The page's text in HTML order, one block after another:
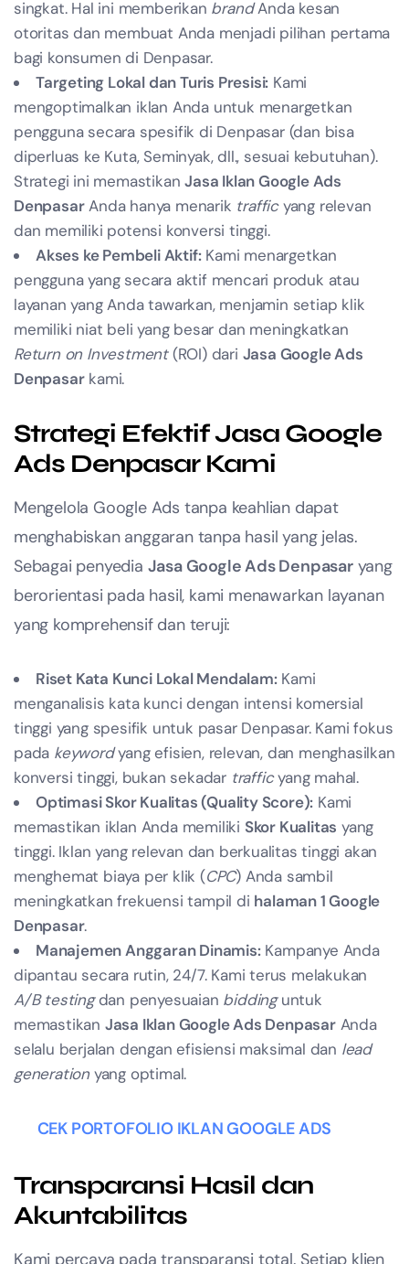
singkat. Hal ini memberikan brandAnda kesan
otoritas dan membuat Anda menjadi pilihan pertama
bagi konsumen di Denpasar.
Targeting Lokal dan Turis Presisi: Kami
mengoptimalkan iklan Anda untuk menargetkan
pengguna secara spesifik di Denpasar (dan bisa
diperluas ke Kuta, Seminyak, dll., sesuai kebutuhan).
Strategi ini memastikanJasa Iklan Google Ads
DenpasarAnda hanya menarik trafficyang relevan
dan memiliki potensi konversi tinggi.
Akses ke Pembeli Aktif:Kami menargetkan
pengguna yang secara aktif mencari produk atau
layanan yang Anda tawarkan, menjamin setiap klik
memiliki niat beli yang besar dan meningkatkan
Return on Investment(ROI) dari Jasa Google Ads
Denpasarkami.
Strategi Efektif Jasa Google
Ads Denpasar Kami
Mengelola Google Ads tanpa keahlian dapat
menghabiskan anggaran tanpa hasil yang jelas.
Sebagai penyedia Jasa Google Ads Denpasaryang
berorientasi pada hasil, kami menawarkan layanan
yang komprehensif dan teruji:
Riset Kata Kunci Lokal Mendalam:Kami
menganalisis kata kunci dengan intensi komersial
tinggi yang spesifik untuk pasar Denpasar. Kami fokus
pada keywordyang efisien, relevan, dan menghasilkan
konversi tinggi, bukan sekadar trafficyang mahal.
Optimasi Skor Kualitas (Quality Score): Kami
memastikan iklan Anda memiliki Skor Kualitas yang
tinggi. Iklan yang relevan dan berkualitas tinggi akan
menghemat biaya per klik (CPC) Anda sambil
meningkatkan frekuensi tampil di halaman 1 Google
Denpasar.
Manajemen Anggaran Dinamis:Kampanye Anda
dipantau secara rutin, 24/7. Kami terus melakukan
A/B testingdan penyesuaian biddinguntuk
memastikan Jasa Iklan Google Ads DenpasarAnda
selalu berjalan dengan efisiensi maksimal dan lead
generationyang optimal.
CEK PORTOFOLIO IKLAN GOOGLE ADS
Transparansi Hasil dan
Akuntabilitas
Kami percaya pada transparansi total. Setiap klien